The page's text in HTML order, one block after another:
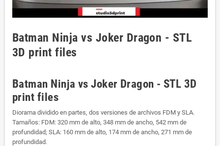
Batman Ninja vs Joker Dragon - STL
3D print files
Batman Ninja vs Joker Dragon - STL 3D
print files
Diorama dividido en partes, dos versiones de archivos FDM y SLA.
Tamaños: FDM: 320 mm de alto, 348 mm de ancho, 542 mm de
profundidad; SLA: 160 mm de alto, 174 mm de ancho, 271 mm de
profundidad.